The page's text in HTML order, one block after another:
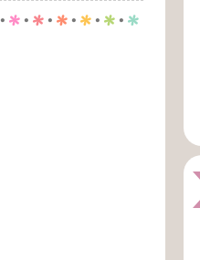
. p . p . p . p . p . p